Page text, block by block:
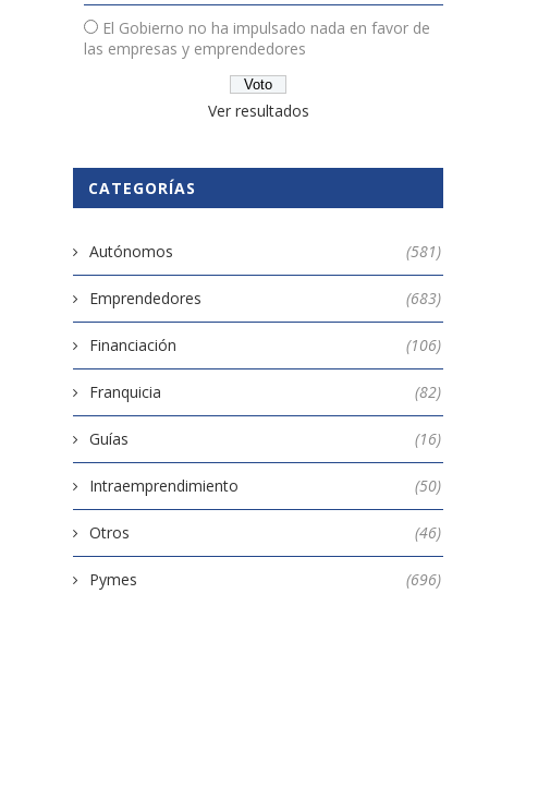
El Gobierno no ha impulsado nada en favor de
las empresas y emprendedores
Ver resultados
CATEGORÍAS
Autónomos (581)
Emprendedores (683)
Financiación (106)
Franquicia (82)
Guías (16)
Intraemprendimiento (50)
Otros (46)
Pymes (696)